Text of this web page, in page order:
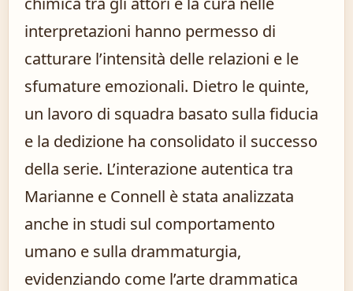
interpretazioni hanno permesso di
catturare l’intensità delle relazioni e le
sfumature emozionali. Dietro le quinte,
un lavoro di squadra basato sulla fiducia
e la dedizione ha consolidato il successo
della serie. L’interazione autentica tra
Marianne e Connell è stata analizzata
anche in studi sul comportamento
umano e sulla drammaturgia,
evidenziando come l’arte drammatica